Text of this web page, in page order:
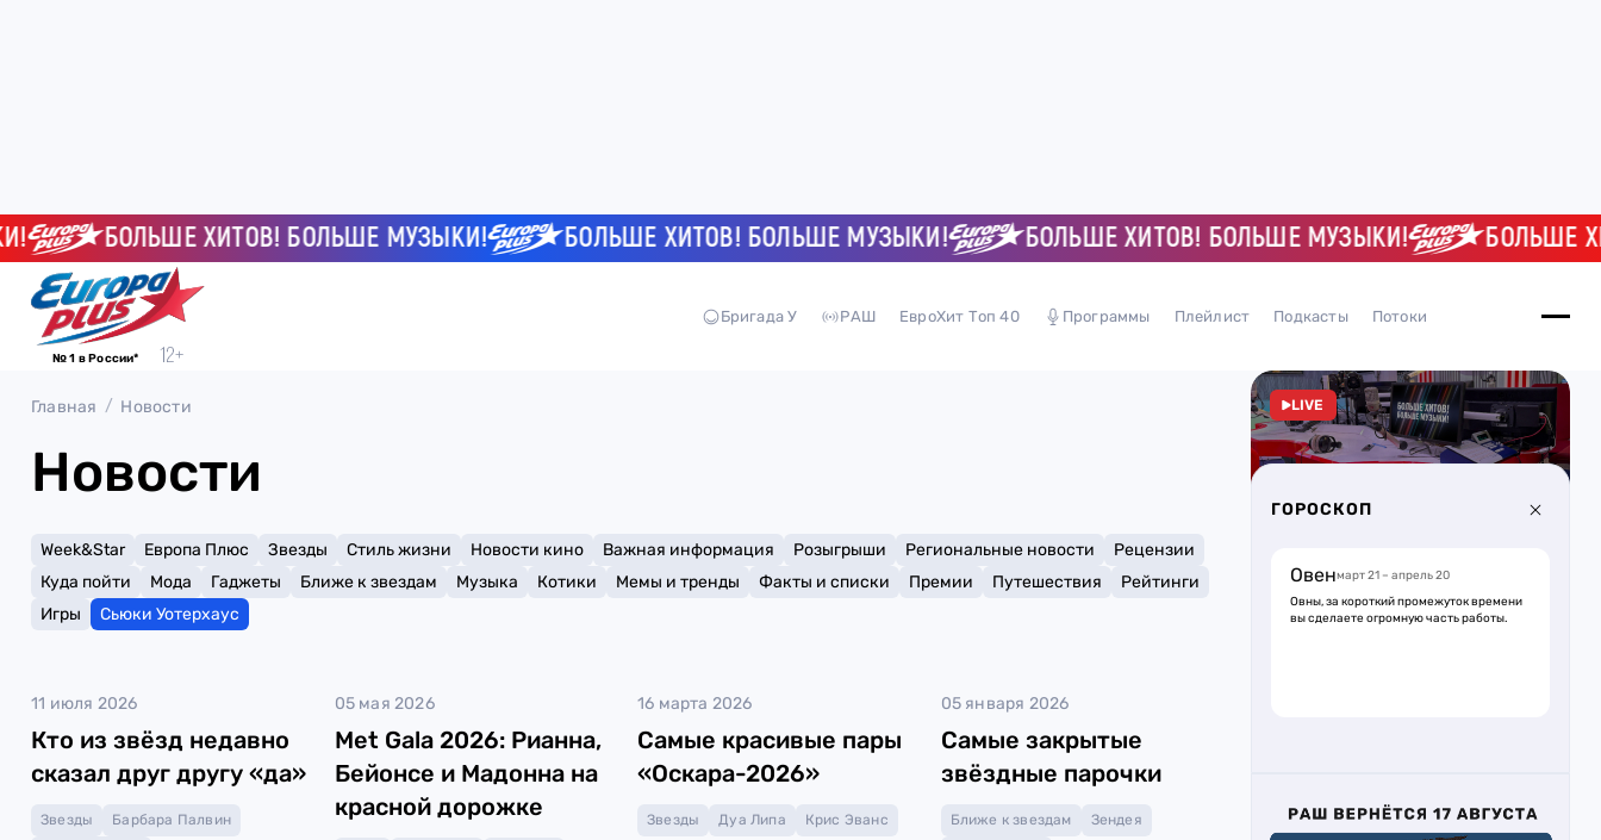
БОЛЬШЕ ХИТОВ! БОЛЬШЕ МУЗЫКИ! БОЛЬШЕ ХИТОВ! БОЛЬШЕ МУЗЫКИ! БОЛЬШЕ ХИТОВ! БОЛЬШЕ МУЗЫКИ! БОЛЬШЕ
№ 1 в России*
Бригада У РАШ ЕвроХит Топ 40 Программы Плейлист Подкасты Потоки
Главная Новости
Новости
Week&Star Европа Плюс Звезды Стиль жизни Новости кино Важная информация Розыгрыши Региональные новости
Рецензии
Куда пойти
Мода Гаджеты Ближе к звездам Музыка Котики Мемы и тренды Факты и списки Премии Путешествия
Рейтинги
Игры
Сьюки Уотерхаус
11 июля 2026
Кто из звёзд недавно
сказал друг другу «да»
Звезды
Барбара Палвин
05 мая 2026
Met Gala 2026: Рианна,
Бейонсе и Мадонна на
красной дорожке
16 марта 2026
Самые красивые пары
«Оскара-2026»
Звезды Дуа Липа Крис Эванс
05 января 2026
Самые закрытые
звёздные парочки
Ближе к звездам
Зендея
LIVE
ГОРОСКОП
Овенмарт 21 – апрель 20
Овны, за короткий промежуток времени
вы сделаете огромную часть работы.